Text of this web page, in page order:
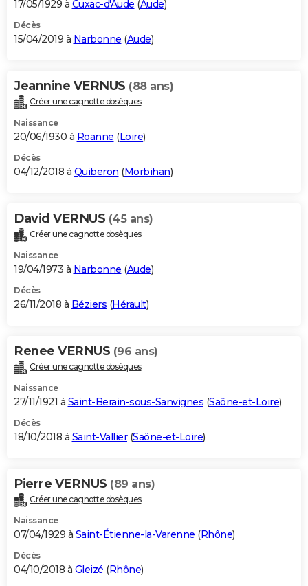
17/05/1929 à Cuxac-d'Aude (Aude)
Décès
15/04/2019 à Narbonne (Aude)
Jeannine VERNUS (88 ans)
Créer une cagnotte obsèques
Naissance
20/06/1930 à Roanne (Loire)
Décès
04/12/2018 à Quiberon (Morbihan)
David VERNUS (45 ans)
Créer une cagnotte obsèques
Naissance
19/04/1973 à Narbonne (Aude)
Décès
26/11/2018 à Béziers (Hérault)
Renee VERNUS (96 ans)
Créer une cagnotte obsèques
Naissance
27/11/1921 à Saint-Berain-sous-Sanvignes (Saône-et-Loire)
Décès
18/10/2018 à Saint-Vallier(Saône-et-Loire)
Pierre VERNUS (89 ans)
Créer une cagnotte obsèques
Naissance
07/04/1929 à Saint-Étienne-la-Varenne (Rhône)
Décès
04/10/2018 à Gleizé (Rhône)